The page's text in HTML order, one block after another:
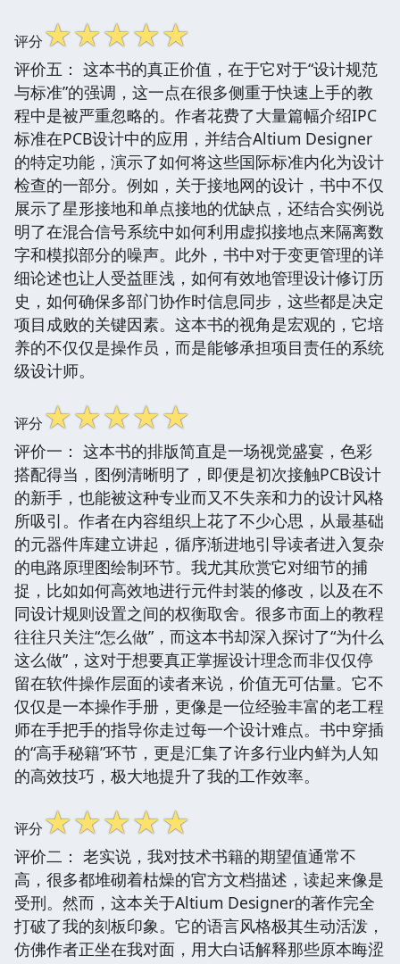
评分☆☆☆☆☆
评价五： 这本书的真正价值，在于它对于“设计规范
与标准”的强调，这一点在很多侧重于快速上手的教
程中是被严重忽略的。作者花费了大量篇幅介绍IPC
标准在PCB设计中的应用，并结合Altium Designer
的特定功能，演示了如何将这些国际标准内化为设计
检查的一部分。例如，关于接地网的设计，书中不仅
展示了星形接地和单点接地的优缺点，还结合实例说
明了在混合信号系统中如何利用虚拟接地点来隔离数
字和模拟部分的噪声。此外，书中对于变更管理的详
细论述也让人受益匪浅，如何有效地管理设计修订历
史，如何确保多部门协作时信息同步，这些都是决定
项目成败的关键因素。这本书的视角是宏观的，它培
养的不仅仅是操作员，而是能够承担项目责任的系统
级设计师。
评分☆☆☆☆☆
评价一： 这本书的排版简直是一场视觉盛宴，色彩
搭配得当，图例清晰明了，即便是初次接触PCB设计
的新手，也能被这种专业而又不失亲和力的设计风格
所吸引。作者在内容组织上花了不少心思，从最基础
的元器件库建立讲起，循序渐进地引导读者进入复杂
的电路原理图绘制环节。我尤其欣赏它对细节的捕
捉，比如如何高效地进行元件封装的修改，以及在不
同设计规则设置之间的权衡取舍。很多市面上的教程
往往只关注“怎么做”，而这本书却深入探讨了“为什么
这么做”，这对于想要真正掌握设计理念而非仅仅停
留在软件操作层面的读者来说，价值无可估量。它不
仅仅是一本操作手册，更像是一位经验丰富的老工程
师在手把手的指导你走过每一个设计难点。书中穿插
的“高手秘籍”环节，更是汇集了许多行业内鲜为人知
的高效技巧，极大地提升了我的工作效率。
评分☆☆☆☆☆
评价二： 老实说，我对技术书籍的期望值通常不
高，很多都堆砌着枯燥的官方文档描述，读起来像是
受刑。然而，这本关于Altium Designer的著作完全
打破了我的刻板印象。它的语言风格极其生动活泼，
仿佛作者正坐在我对面，用大白话解释那些原本晦涩